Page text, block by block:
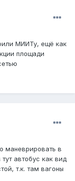
МИИТу, ещё как
площади
маневрировать в
автобус как вид
т.к. там вагоны